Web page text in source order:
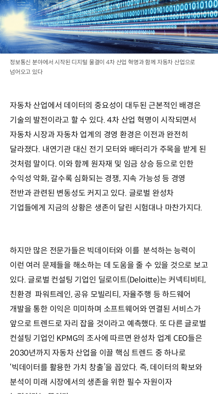
정보통신 분야에서 시작된 디지털 물결이 4차 산업 혁명과 함께 자동차 산업으로
넘어오고 있다
자동차 산업에서 데이터의 중요성이 대두된 근본적인 배경은
기술의 발전이라고 할 수 있다. 4차 산업 혁명이 시작되면서
자동차 시장과 자동차 업계의 경영 환경은 이전과 완전히
달라졌다. 내연기관 대신 전기 모터와 배터리가 주목을 받게 된
것처럼 말이다. 이와 함께 원자재 및 임금 상승 등으로 인한
수익성 악화, 갈수록 심화되는 경쟁, 지속 가능성 등 경영
전반과 관련된 변동성도 커지고 있다. 글로벌 완성차
기업들에게 지금의 상황은 생존이 달린 시험대나 마찬가지다.
하지만 많은 전문가들은 빅데이터와 이를 분석하는 능력이
이런 여러 문제들을 해소하는 데 도움을 줄 수 있을 것으로 보고
있다. 글로벌 컨설팅 기업인 딜로이트(Deloitte)는 커넥티비티,
친환경 파워트레인, 공유 모빌리티, 자율주행 등 하드웨어
개발을 통한 이익은 미미하며 소프트웨어와 연결된 서비스가
앞으로 트렌드로 자리 잡을 것이라고 예측했다. 또 다른 글로벌
컨설팅 기업인 KPMG의 조사에 따르면 완성차 업계 CEO들은
2030년까지 자동차 산업을 이끌 핵심 트렌드 중 하나로
‘빅데이터를 활용한 가치 창출’을 꼽았다. 즉, 데이터의 확보와
분석이 미래 시장에서의 생존을 위한 필수 자원이자